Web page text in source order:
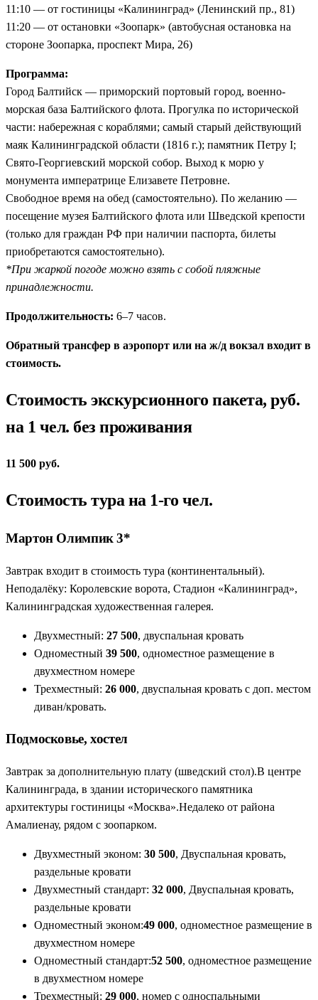
11:10 — от гостиницы «Калининград» (Ленинский пр., 81)
11:20 — от остановки «Зоопарк» (автобусная остановка на
стороне Зоопарка, проспект Мира, 26)
Программа:
Город Балтийск — приморский портовый город, военно-
морская база Балтийского флота. Прогулка по исторической
части: набережная с кораблями; самый старый действующий
маяк Калининградской области (1816 г.); памятник Петру I;
Свято-Георгиевский морской собор. Выход к морю у
монумента императрице Елизавете Петровне.
Свободное время на обед (самостоятельно). По желанию —
посещение музея Балтийского флота или Шведской крепости
(только для граждан РФ при наличии паспорта, билеты
приобретаются самостоятельно).
*При жаркой погоде можно взять с собой пляжные
принадлежности.
Продолжительность: 6–7 часов.
Обратный трансфер в аэропорт или на ж/д вокзал входит в
стоимость.
Стоимость экскурсионного пакета, руб.
на 1 чел. без проживания
11 500 руб.
Стоимость тура на 1-го чел.
Мартон Олимпик 3*
Завтрак входит в стоимость тура (континентальный).
Неподалёку: Королевские ворота, Стадион «Калининград»,
Калининградская художественная галерея.
Двухместный: 27 500, двуспальная кровать
Одноместный 39 500, одноместное размещение в
двухместном номере
Трехместный: 26 000, двуспальная кровать с доп. местом
диван/кровать.
Подмосковье, хостел
Завтрак за дополнительную плату (шведский стол).В центре
Калининграда, в здании исторического памятника
архитектуры гостиницы «Москва».Недалеко от района
Амалиенау, рядом с зоопарком.
Двухместный эконом: 30 500, Двуспальная кровать,
раздельные кровати
Двухместный стандарт: 32 000, Двуспальная кровать,
раздельные кровати
Одноместный эконом:49 000, одноместное размещение в
двухместном номере
Одноместный стандарт:52 500, одноместное размещение
в двухместном номере
Трехместный: 29 000, номер с односпальными